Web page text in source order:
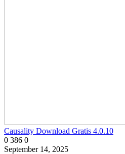
Causality Download Gratis 4.0.10
0 386 0
September 14, 2025